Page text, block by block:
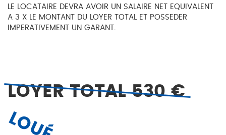
LE LOCATAIRE DEVRA AVOIR UN SALAIRE NET EQUIVALENT
A 3 X LE MONTANT DU LOYER TOTAL ET POSSEDER
IMPERATIVEMENT UN GARANT.
LOYER TOTAL 530 €
LOUÉ